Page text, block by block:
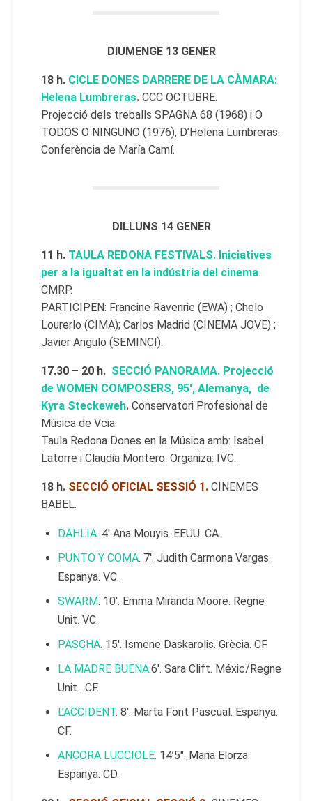
DIUMENGE 13 GENER
18 h. CICLE DONES DARRERE DE LA CÀMARA:
Helena Lumbreras.CCC OCTUBRE.
Projecció dels treballs SPAGNA 68 (1968) i O
TODOS O NINGUNO (1976), D’Helena Lumbreras.
Conferència de María Camí.
DILLUNS 14 GENER
11 h. TAULA REDONA FESTIVALS. Iniciatives
per a la igualtat en la indústria del cinema.
CMRP.
PARTICIPEN: Francine Ravenrie (EWA) ; Chelo
Lourerlo (CIMA); Carlos Madrid (CINEMA JOVE) ;
Javier Angulo (SEMINCI).
17.30 – 20 h. SECCIÓ PANORAMA. Projecció
de WOMEN COMPOSERS, 95′, Alemanya, de
Kyra Steckeweh.Conservatori Profesional de
Música de Vcia.
Taula Redona Dones en la Música amb: Isabel
Latorre i Claudia Montero. Organiza: IVC.
18 h. SECCIÓ OFICIAL SESSIÓ 1.CINEMES
BABEL.
DAHLIA. 4′ Ana Mouyis. EEUU. CA.
PUNTO Y COMA. 7′. Judith Carmona Vargas.
Espanya. VC.
SWARM. 10′. Emma Miranda Moore. Regne
Unit. VC.
PASCHA. 15′. Ismene Daskarolis. Grècia. CF.
LA MADRE BUENA.6′. Sara Clift. Méxic/Regne
Unit . CF.
L’ACCIDENT. 8′. Marta Font Pascual. Espanya.
CF.
ANCORA LUCCIOLE. 14’5″. Maria Elorza.
Espanya. CD.